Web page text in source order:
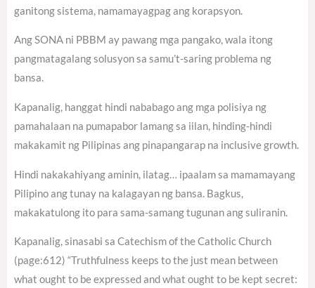
ganitong sistema, namamayagpag ang korapsyon.
Ang SONA ni PBBM ay pawang mga pangako, wala itong
pangmatagalang solusyon sa samu’t-saring problema ng
bansa.
Kapanalig, hanggat hindi nababago ang mga polisiya ng
pamahalaan na pumapabor lamang sa iilan, hinding-hindi
makakamit ng Pilipinas ang pinapangarap na inclusive growth.
Hindi nakakahiyang aminin, ilatag… ipaalam sa mamamayang
Pilipino ang tunay na kalagayan ng bansa. Bagkus,
makakatulong ito para sama-samang tugunan ang suliranin.
Kapanalig, sinasabi sa Catechism of the Catholic Church
(page:612) “Truthfulness keeps to the just mean between
what ought to be expressed and what ought to be kept secret: